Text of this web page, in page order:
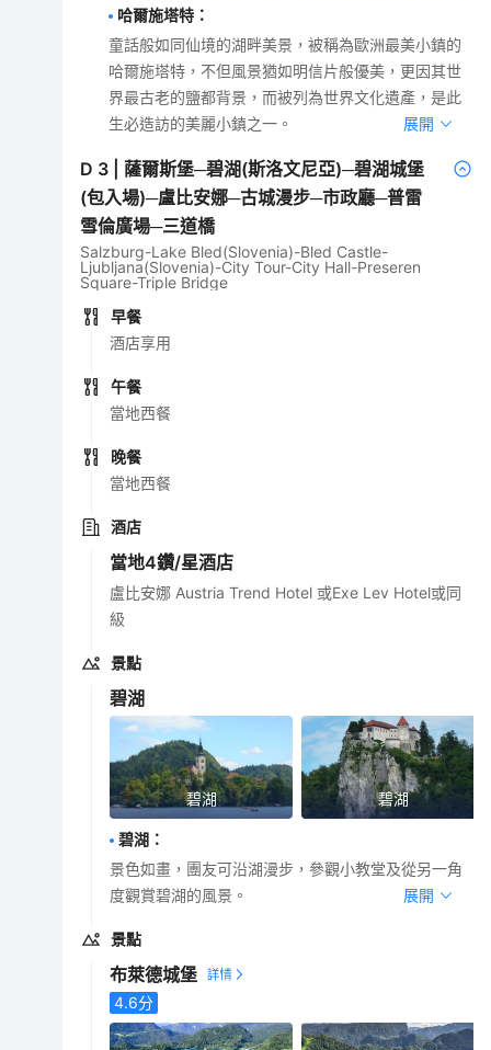
哈爾施塔特 ：
童話般如同仙境的湖畔美景，被稱為歐洲最美小鎮的
哈爾施塔特，不但風景猶如明信片般優美，更因其世
界最古老的鹽都背景，而被列為世界文化遺產，是此
生必造訪的美麗小鎮之一。
展開
D 3
薩爾斯堡─碧湖(斯洛文尼亞)─碧湖城堡
(包入場)─盧比安娜─古城漫步─市政廳─普雷
雪倫廣場─三道橋
Salzburg-Lake Bled(Slovenia)-Bled Castle-
Ljubljana(Slovenia)-City Tour-City Hall-Preseren
Square-Triple Bridge
早餐
酒店享用
午餐
當地西餐
晚餐
當地西餐
酒店
當地4鑽/星酒店
盧比安娜 Austria Trend Hotel 或Exe Lev Hotel或同
級
景點
碧湖
碧湖 碧湖
碧湖 ：
景色如畫，團友可沿湖漫步，參觀小教堂及從另一角
度觀賞碧湖的風景。
展開
景點
布萊德城堡
4.6分